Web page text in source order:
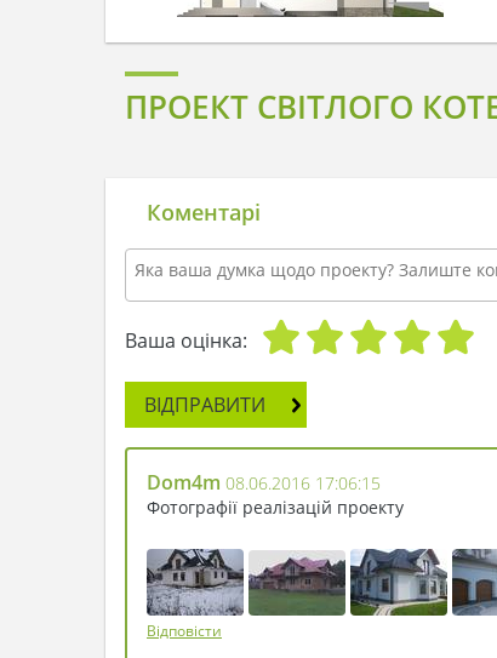
ПРОЕКТ СВІТЛОГО
Коментарі
Ваша оцінка:
ВІДПРАВИТИ
Dom4m 08.06.2016 17:06:15
Фотографії реалізацій проекту
Відповісти